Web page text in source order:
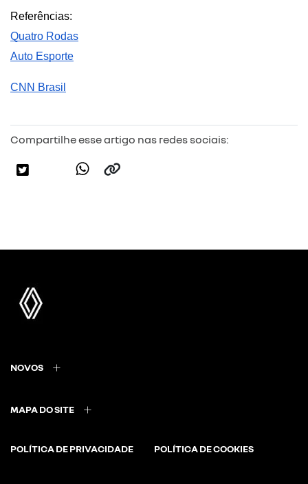
Referências:
Quatro Rodas
Auto Esporte
CNN Brasil
Compartilhe esse artigo nas redes sociais:
NOVOS
MAPA DO SITE
POLÍTICA DE PRIVACIDADE POLÍTICA DE COOKIES